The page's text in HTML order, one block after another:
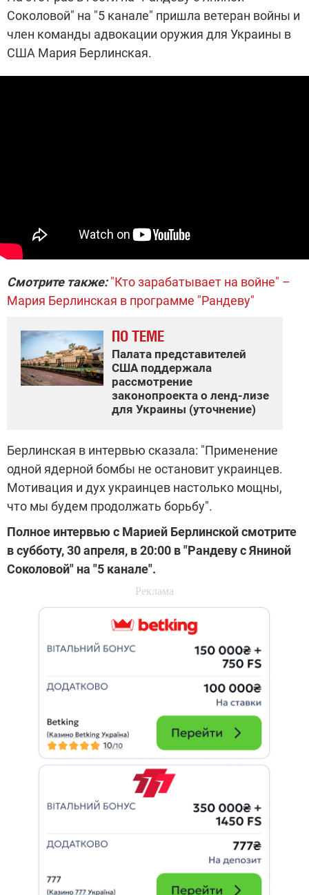
Соколовой" на "5 канале" пришла ветеран войны и
член команды адвокации оружия для Украины в
США Мария Берлинская.
Смотрите также: "Кто зарабатывает на войне" –
Мария Берлинская в программе "Рандеву"
ПО ТЕМЕ
Палата представителей
США поддержала
рассмотрение
законопроекта о ленд-лизе
для Украины (уточнение)
Берлинская в интервью сказала: "Применение
одной ядерной бомбы не остановит украинцев.
Мотивация и дух украинцев настолько мощны,
что мы будем продолжать борьбу".
Полное интервью с Марией Берлинской смотрите
в субботу, 30 апреля, в 20:00 в "Рандеву с Яниной
Соколовой" на "5 канале".